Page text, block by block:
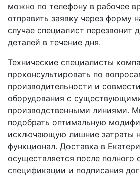
можно по телефону в рабочее
отправить заявку через форму
случае специалист перезвонит
деталей в течение дня.
Технические специалисты
проконсультировать по
производительности и
оборудования с
производственными линиями.
подобрать оптимальную
исключающую лишние затраты
функционал. Доставка в
осуществляется после полного
спецификации и подписания